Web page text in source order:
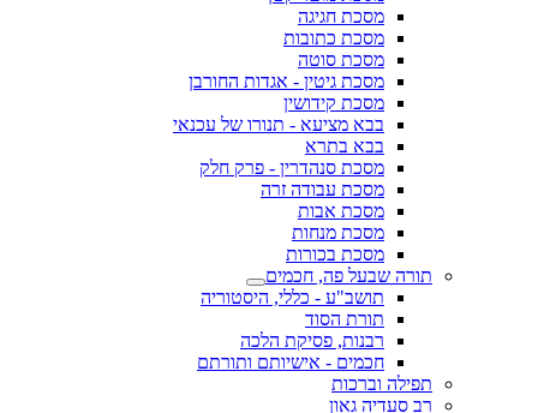
מסכת חגיגה
מסכת כתובות
מסכת סוטה
מסכת גיטין - אגדות החורבן
מסכת קידושין
בבא מציעא - תנורו של עכנאי
בבא בתרא
מסכת סנהדרין - פרק חלק
מסכת עבודה זרה
מסכת אבות
מסכת מנחות
מסכת בכורות
תורה שבעל פה, חכמים
תושב"ע - כללי, היסטוריה
תורת הסוד
רבנות, פסיקת הלכה
חכמים - אישיותם ותורתם
תפילה וברכות
רב סעדיה גאון